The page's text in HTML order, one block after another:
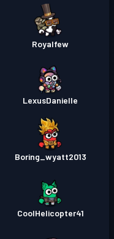
Royalfew
LexusDanielle
Boring_wyatt2013
CoolHelicopter41